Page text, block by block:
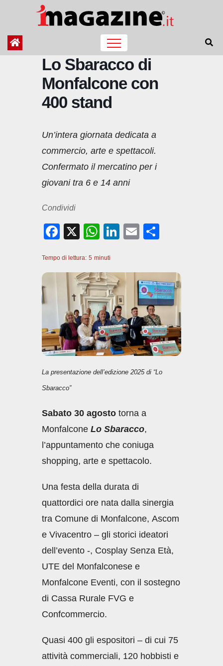
contenuto
Lo Sbaracco di
Monfalcone con
400 stand
Un’intera giornata dedicata a
commercio, arte e spettacoli.
Confermato il mercatino per i
giovani tra 6 e 14 anni
Condividi
F
c
e
b
o
o
k
X
W
at
s
A
p
p
Li
e
dI
n
E
di
vi
di
Tempo di lettura: 5 minuti
La presentazione dell’edizione 2025 di “Lo
Sbaracco”
Sabato 30 agosto torna a
Monfalcone Lo Sbaracco,
l’appuntamento che coniuga
shopping, arte e spettacolo.
Una festa della durata di
quattordici ore nata dalla sinergia
tra Comune di Monfalcone, Ascom
e Vivacentro – gli storici ideatori
dell’evento -, Cosplay Senza Età,
UTE del Monfalconese e
Monfalcone Eventi, con il sostegno
di Cassa Rurale FVG e
Confcommercio.
Quasi 400 gli espositori – di cui 75
attività commerciali, 120 hobbisti e